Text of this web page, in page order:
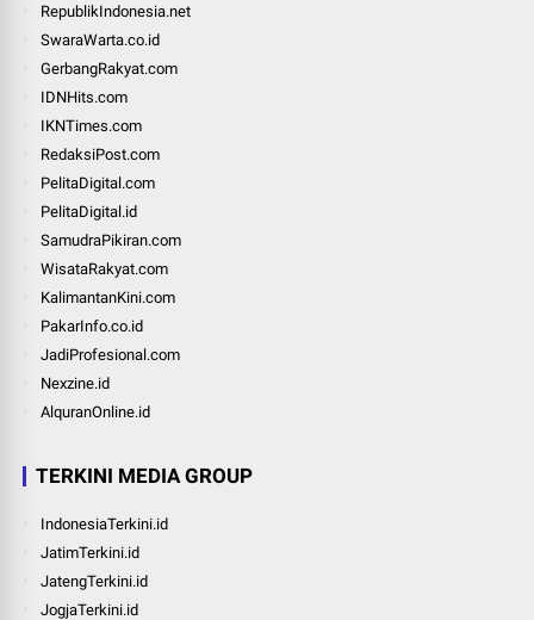
RepublikIndonesia.net
SwaraWarta.co.id
GerbangRakyat.com
IDNHits.com
IKNTimes.com
RedaksiPost.com
PelitaDigital.com
PelitaDigital.id
SamudraPikiran.com
WisataRakyat.com
KalimantanKini.com
PakarInfo.co.id
JadiProfesional.com
Nexzine.id
AlquranOnline.id
TERKINI MEDIA GROUP
IndonesiaTerkini.id
JatimTerkini.id
JatengTerkini.id
JogjaTerkini.id